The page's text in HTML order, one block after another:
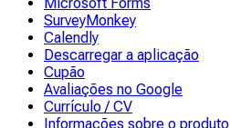
SurveyMonkey
Calendly
Descarregar a aplicação
Cupão
Avaliações no Google
Currículo / CV
Informações sobre o produto